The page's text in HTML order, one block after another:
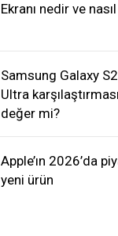
Ekranı nedir ve nasıl
Samsung Galaxy
Ultra
değer mi?
Apple’ın 2026’da
yeni ürün